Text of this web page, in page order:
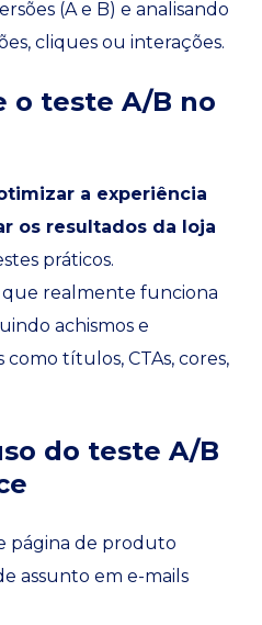
(A e B) e analisando
cliques ou interações.
o teste A/B no
a experiência
os resultados da loja
práticos.
realmente funciona
achismos e
títulos, CTAs, cores,
do teste A/B
página de produto
assunto em e-mails